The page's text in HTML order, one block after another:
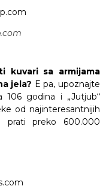
kuvari sa armijama
jela? E pa, upoznajte
106 godina i „Jutjub“
od najinteresantnijih
prati preko 600.000